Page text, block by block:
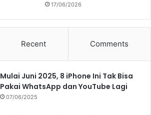
17/06/2026
Recent Comments
Mulai Juni 2025, 8 iPhone Ini Tak Bisa
Pakai WhatsApp dan YouTube Lagi
07/06/2025